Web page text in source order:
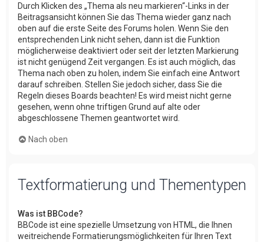
Durch Klicken des „Thema als neu markieren“-Links in der
Beitragsansicht können Sie das Thema wieder ganz nach
oben auf die erste Seite des Forums holen. Wenn Sie den
entsprechenden Link nicht sehen, dann ist die Funktion
möglicherweise deaktiviert oder seit der letzten Markierung
ist nicht genügend Zeit vergangen. Es ist auch möglich, das
Thema nach oben zu holen, indem Sie einfach eine Antwort
darauf schreiben. Stellen Sie jedoch sicher, dass Sie die
Regeln dieses Boards beachten! Es wird meist nicht gerne
gesehen, wenn ohne triftigen Grund auf alte oder
abgeschlossene Themen geantwortet wird.
Nach oben
Textformatierung und Thementypen
Was ist BBCode?
BBCode ist eine spezielle Umsetzung von HTML, die Ihnen
weitreichende Formatierungsmöglichkeiten für Ihren Text